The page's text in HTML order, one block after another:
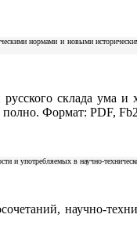
нормами и новыми
склада ума
полно. Формат: PDF,
и употребляемых в научно-
научно-